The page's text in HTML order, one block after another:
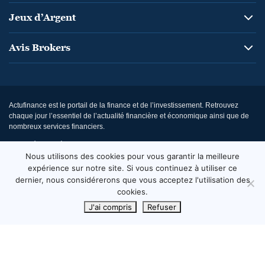
Jeux d’Argent
Avis Brokers
Actufinance est le portail de la finance et de l’investissement. Retrouvez
chaque jour l’essentiel de l’actualité financière et économique ainsi que de
nombreux services financiers.
l’économie (bourse, banque, assurance, fiscalité, crédit, immobilier… ), des
services et conseils financiers.
Le trading est risqué et vous pouvez perdre tout ou partie de votre capital.
Les informations fournies ne constituent en aucun cas un conseil financier
et/ou une recommandation d’investissement.
Nous utilisons des cookies pour vous garantir la meilleure
expérience sur notre site. Si vous continuez à utiliser ce
dernier, nous considérerons que vous acceptez l'utilisation des
cookies.
J'ai compris
Refuser